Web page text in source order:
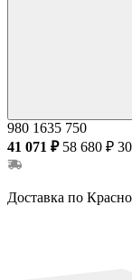
980 1635 750
41 071 ₽ 58 680 ₽
Доставка по